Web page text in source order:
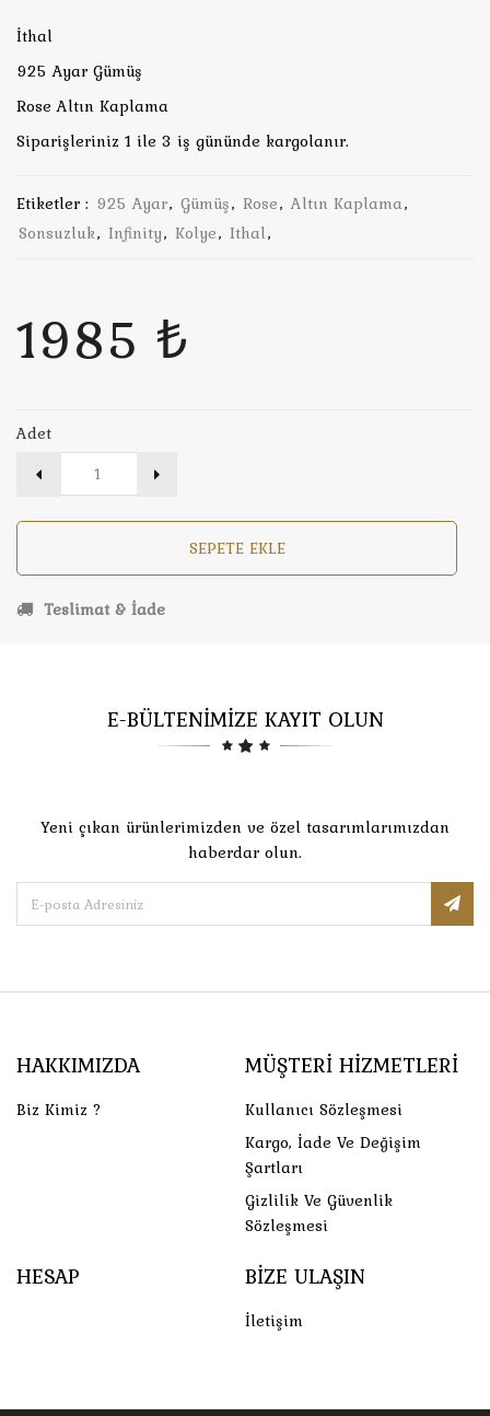
İthal
925 Ayar Gümüş
Rose Altın Kaplama
Siparişleriniz 1 ile 3 iş gününde kargolanır.
Etiketler : 925 Ayar, Gümüş, Rose, Altın Kaplama,
Sonsuzluk, Infinity, Kolye, Ithal,
1985 ₺
Adet
SEPETE EKLE
Teslimat & İade
E-BÜLTENİMİZE KAYIT OLUN
Yeni çıkan ürünlerimizden ve özel tasarımlarımızdan
haberdar olun.
HAKKIMIZDA
Biz Kimiz ?
MÜŞTERI HIZMETLERI
Kullanıcı Sözleşmesi
Kargo, İade Ve Değişim
Şartları
Gizlilik Ve Güvenlik
Sözleşmesi
HESAP BIZE ULAŞIN
İletişim